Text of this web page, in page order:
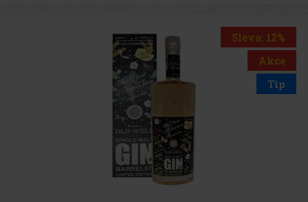
Sleva: 12%
Akce
Tip